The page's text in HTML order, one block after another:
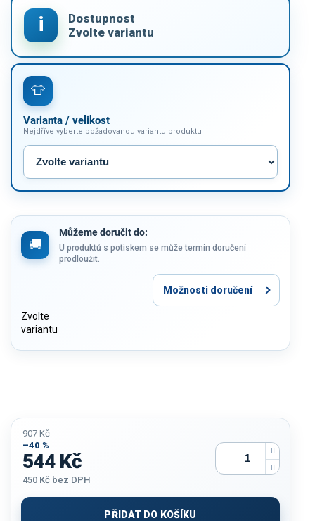
Varianta / velikost
Nejdříve vyberte požadovanou variantu produktu
Můžeme doručit do:
Zvolte
variantu
U produktů s potiskem se může termín doručení
prodloužit.
Možnosti doručení
907 Kč
–40 %
544 Kč
450 Kč bez DPH
cena:
PŘIDAT DO KOŠÍKU